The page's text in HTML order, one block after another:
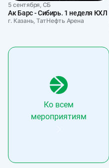
5 сентября, СБ
Ак Барс - Сибирь. 1 неделя КХЛ
г. Казань, ТатНефть Арена
Ко всем
мероприятиям